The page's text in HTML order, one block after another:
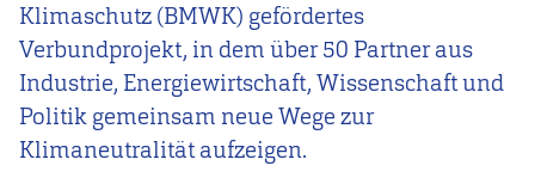
Klimaschutz (BMWK) gefördertes
Verbundprojekt, in dem über 50 Partner aus
Industrie, Energiewirtschaft, Wissenschaft und
Politik gemeinsam neue Wege zur
Klimaneutralität aufzeigen.